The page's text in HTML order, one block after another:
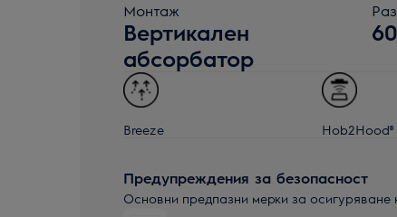
Монтаж
Вертикален
абсорбатор
60
Breeze Hob2Hood®
Предупреждения за безопасност
Основни предпазни мерки за